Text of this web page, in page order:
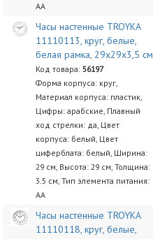
AA
Часы настенные TROYKA
11110113, круг, белые,
белая рамка, 29х29х3,5 см
Код товара: 56197
Форма корпуса: круг,
Материал корпуса: пластик,
Цифры: арабские, Плавный
ход стрелки: да, Цвет
корпуса: белый, Цвет
циферблата: белый, Ширина:
29 см, Высота: 29 см, Толщина:
3.5 см, Тип элемента питания:
AA
Часы настенные TROYKA
11110118, круг, белые,